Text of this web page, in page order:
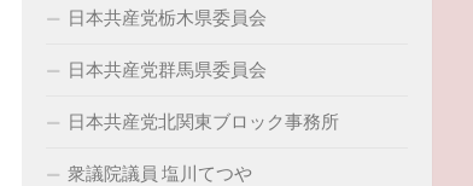
日本共産党栃木県委員会
日本共産党群馬県委員会
日本共産党北関東ブロック事務所
衆議院議員 塩川てつや